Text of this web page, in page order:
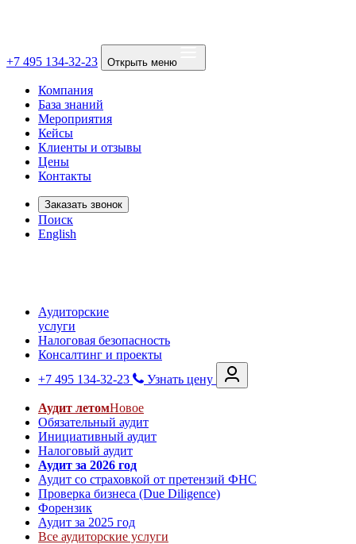
+7 495 134-32-23 Открыть меню
Компания
База знаний
Мероприятия
Кейсы
Клиенты и отзывы
Цены
Контакты
Заказать звонок
Поиск
English
Аудиторские
услуги
Налоговая безопасность
Консалтинг и проекты
+7 495 134-32-23
Узнать цену
Аудит летомНовое
Обязательный аудит
Инициативный аудит
Налоговый аудит
Аудит за 2026 год
Аудит со страховкой от претензий ФНС
Проверка бизнеса (Due Diligence)
Форензик
Аудит за 2025 год
Все аудиторские услуги